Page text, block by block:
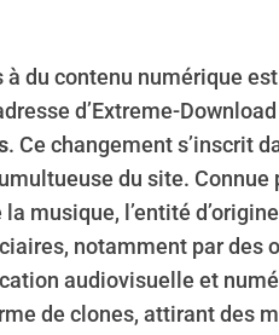
à du contenu numérique
d’Extreme-
. Ce changement s’inscrit
du site.
musique, l’entité
notamment par des
audiovisuelle et
de clones, attirant des